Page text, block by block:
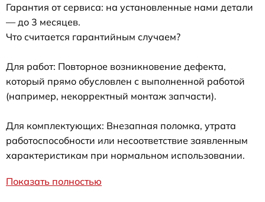
Гарантия от сервиса: на установленные нами детали
— до 3 месяцев.
Что считается гарантийным случаем?
Для работ: Повторное возникновение дефекта,
который прямо обусловлен с выполненной работой
(например, некорректный монтаж запчасти).
Для комплектующих: Внезапная поломка, утрата
работоспособности или несоответствие заявленным
характеристикам при нормальном использовании.
Показать полностью